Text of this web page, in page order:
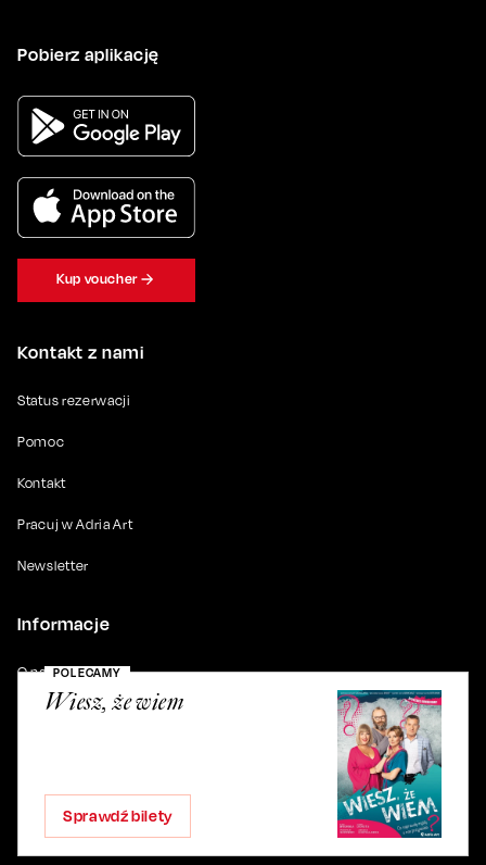
POLECAMY
Wiesz, że wiem
Sprawdź bilety
Pomoc
Kontakt
Pracuj w Adria Art
Newsletter
Dla mediów
Ustawienia prywatności
Kup voucher